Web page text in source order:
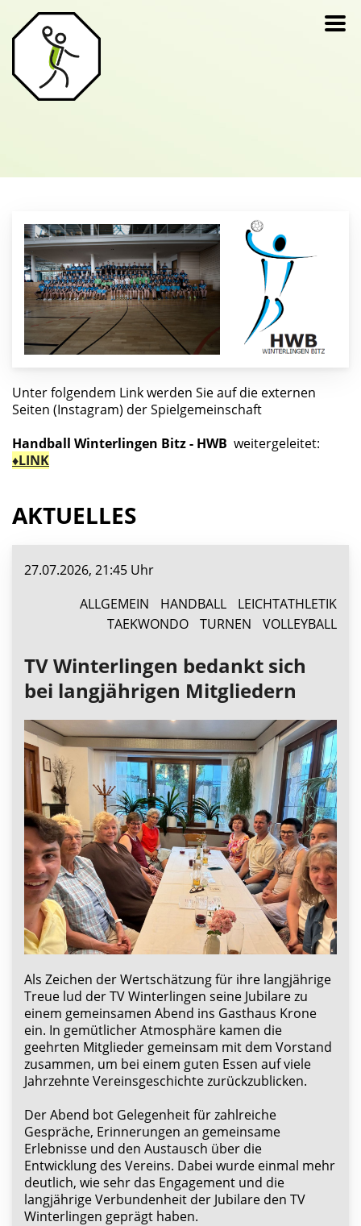
Unter folgendem Link werden Sie auf die externen
Seiten (Instagram) der Spielgemeinschaft
Handball Winterlingen Bitz - HWB weitergeleitet:
♦LINK
AKTUELLES
27.07.2026, 21:45 Uhr
ALLGEMEIN
HANDBALL
LEICHTATHLETIK
TAEKWONDO
TURNEN VOLLEYBALL
TV Winterlingen bedankt sich
bei langjährigen Mitgliedern
Als Zeichen der Wertschätzung für ihre langjährige
Treue lud der TV Winterlingen seine Jubilare zu
einem gemeinsamen Abend ins Gasthaus Krone
ein. In gemütlicher Atmosphäre kamen die
geehrten Mitglieder gemeinsam mit dem Vorstand
zusammen, um bei einem guten Essen auf viele
Jahrzehnte Vereinsgeschichte zurückzublicken.
Der Abend bot Gelegenheit für zahlreiche
Gespräche, Erinnerungen an gemeinsame
Erlebnisse und den Austausch über die
Entwicklung des Vereins. Dabei wurde einmal mehr
deutlich, wie sehr das Engagement und die
langjährige Verbundenheit der Jubilare den TV
Winterlingen geprägt haben.